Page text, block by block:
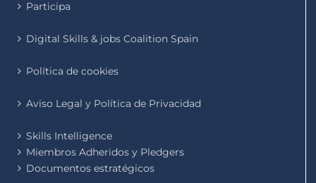
Participa
Digital Skills & jobs Coalition Spain
Política de cookies
Aviso Legal y Política de Privacidad
Skills Intelligence
Miembros Adheridos y Pledgers
Documentos estratégicos